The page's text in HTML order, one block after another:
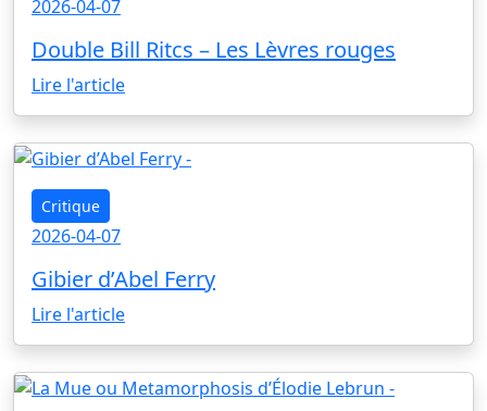
2026-04-07
Double Bill Ritcs – Les Lèvres rouges
Lire l'article
Critique
2026-04-07
Gibier d’Abel Ferry
Lire l'article